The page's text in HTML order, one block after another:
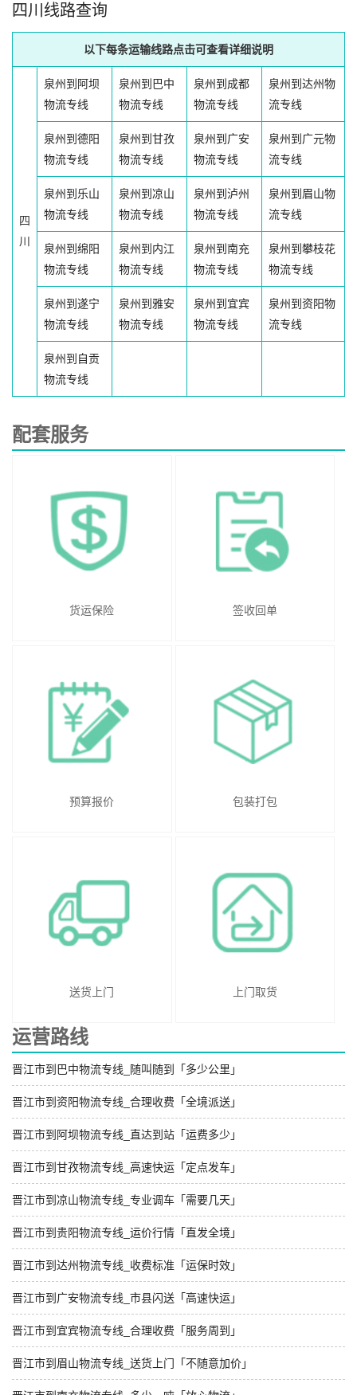
四川线路查询
以下每条运输线路点击可查看详细说明
四
川
泉州到阿坝
物流专线
泉州到巴中
物流专线
泉州到成都
物流专线
泉州到达州物
流专线
泉州到德阳
物流专线
泉州到甘孜
物流专线
泉州到广安
物流专线
泉州到广元物
流专线
泉州到乐山
物流专线
泉州到凉山
物流专线
泉州到泸州
物流专线
泉州到眉山物
流专线
泉州到绵阳
物流专线
泉州到内江
物流专线
泉州到南充
物流专线
泉州到攀枝花
物流专线
泉州到遂宁
物流专线
泉州到雅安
物流专线
泉州到宜宾
物流专线
泉州到资阳物
流专线
泉州到自贡
物流专线
配套服务
货运保险 签收回单
预算报价 包装打包
送货上门 上门取货
运营路线
晋江市到巴中物流专线_随叫随到「多少公里」
晋江市到资阳物流专线_合理收费「全境派送」
晋江市到阿坝物流专线_直达到站「运费多少」
晋江市到甘孜物流专线_高速快运「定点发车」
晋江市到凉山物流专线_专业调车「需要几天」
晋江市到贵阳物流专线_运价行情「直发全境」
晋江市到达州物流专线_收费标准「运保时效」
晋江市到广安物流专线_市县闪送「高速快运」
晋江市到宜宾物流专线_合理收费「服务周到」
晋江市到眉山物流专线_送货上门「不随意加价」